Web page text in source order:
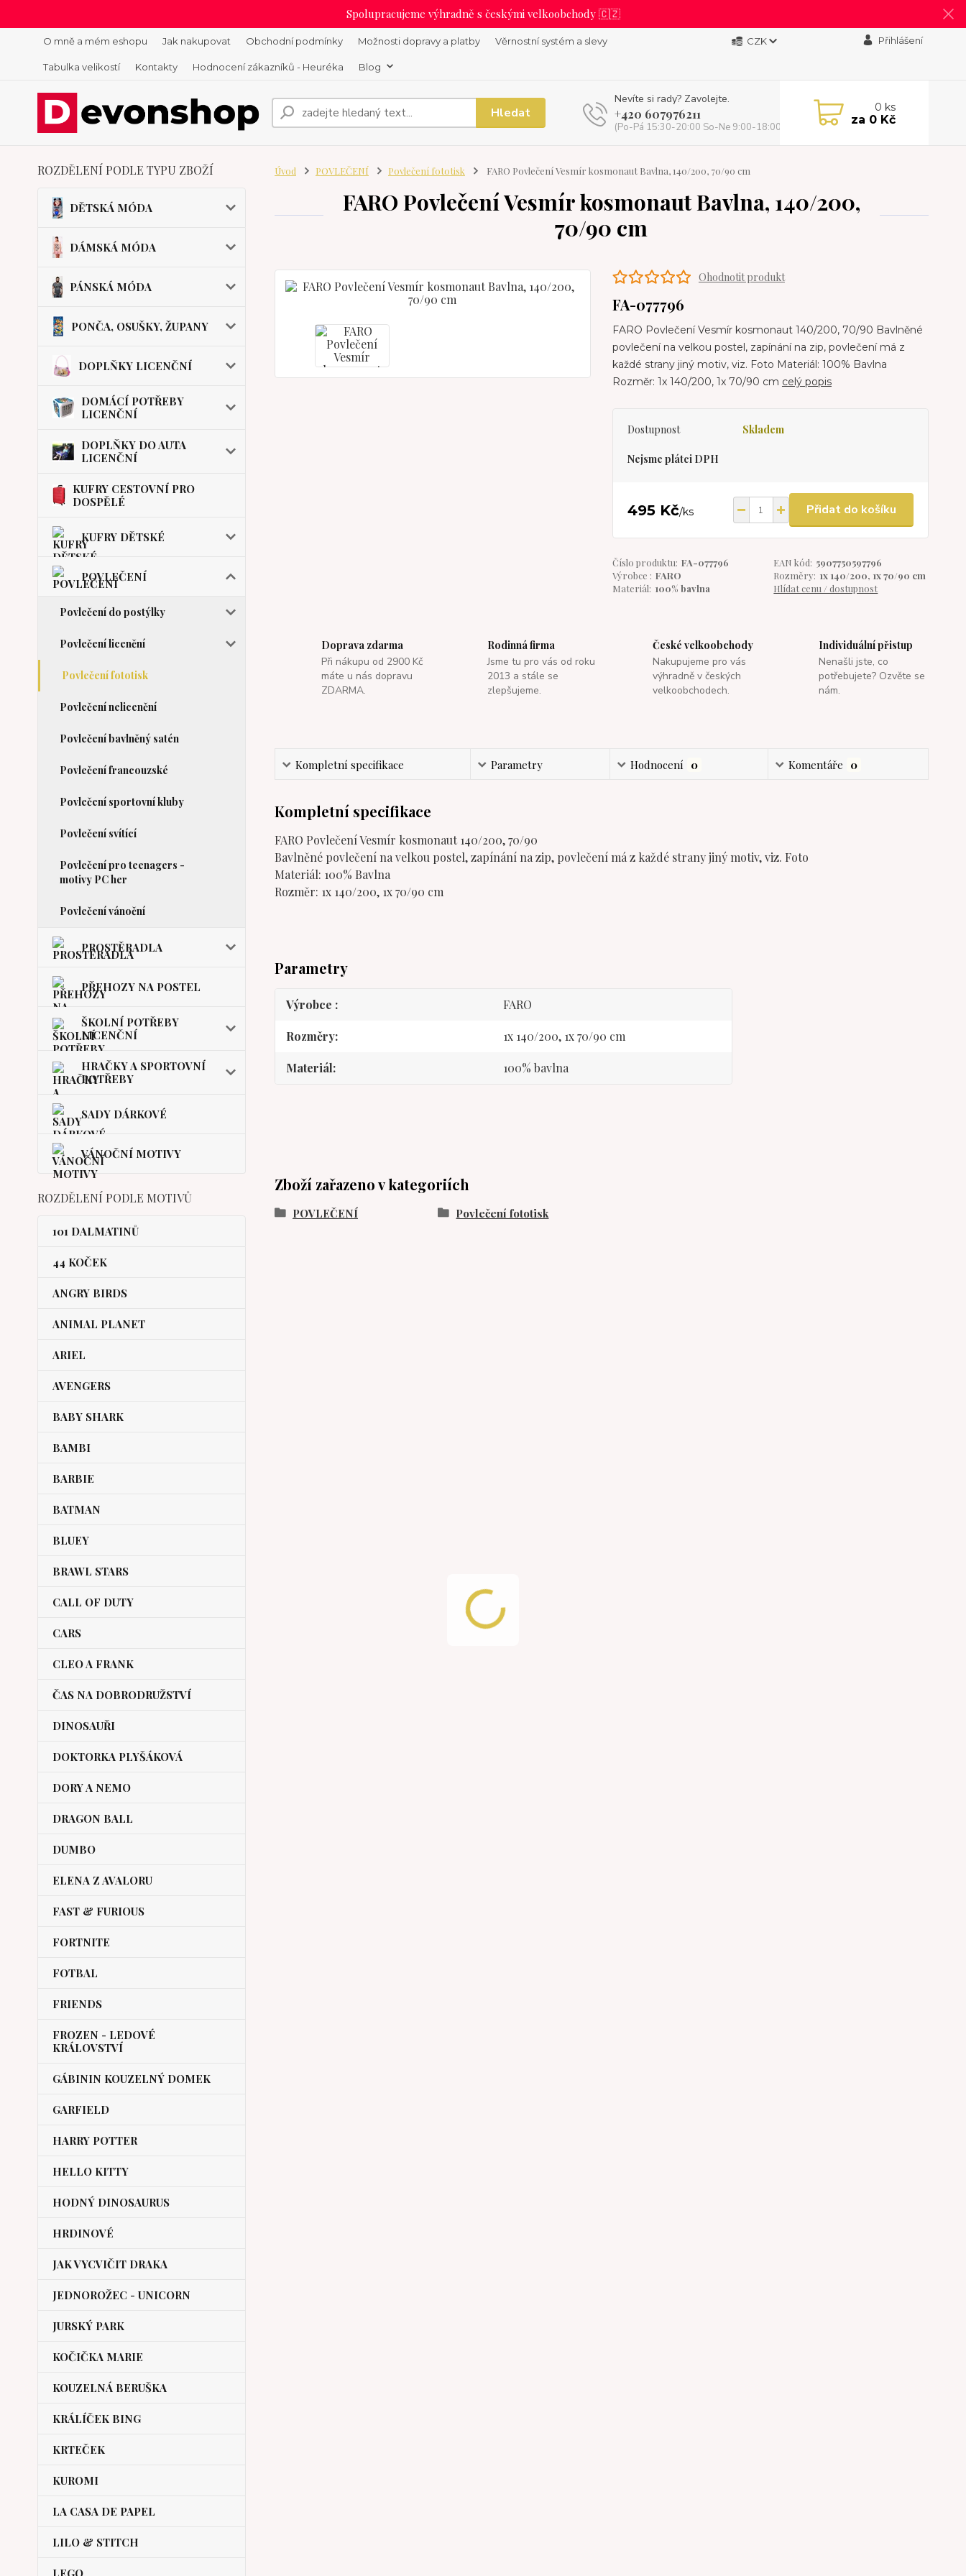
Spolupracujeme výhradně s českými velkoobchody 🇨🇿
O mně a mém eshopu Jak nakupovat Obchodní podmínky Možnosti dopravy a platby Věrnostní systém a slevy
Tabulka velikostí Kontakty Hodnocení zákazníků - Heuréka Blog
CZK Přihlášení
Hledat
Nevíte si rady? Zavolejte.
+420 607976211
(Po-Pá 15:30-20:00 So-Ne 9:00-18:00)
0 ks
za 0 Kč
ROZDĚLENÍ PODLE TYPU ZBOŽÍ
DĚTSKÁ MÓDA
DÁMSKÁ MÓDA
PÁNSKÁ MÓDA
PONČA, OSUŠKY, ŽUPANY
DOPLŇKY LICENČNÍ
DOMÁCÍ POTŘEBY
LICENČNÍ
DOPLŇKY DO AUTA
LICENČNÍ
KUFRY CESTOVNÍ PRO
DOSPĚLÉ
KUFRY DĚTSKÉ
POVLEČENÍ
Povlečení do postýlky
Povlečení licenční
Povlečení fototisk
Povlečení nelicenční
Povlečení bavlněný satén
Povlečení francouzské
Povlečení sportovní kluby
Povlečení svítící
Povlečení pro teenagers -
motivy PC her
Povlečení vánoční
PROSTĚRADLA
PŘEHOZY NA POSTEL
ŠKOLNÍ POTŘEBY
LICENČNÍ
HRAČKY A SPORTOVNÍ
POTŘEBY
SADY DÁRKOVÉ
VÁNOČNÍ MOTIVY
ROZDĚLENÍ PODLE MOTIVŮ
101 DALMATINŮ
44 KOČEK
ANGRY BIRDS
ANIMAL PLANET
ARIEL
AVENGERS
BABY SHARK
BAMBI
BARBIE
BATMAN
BLUEY
BRAWL STARS
CALL OF DUTY
CARS
CLEO A FRANK
ČAS NA DOBRODRUŽSTVÍ
DINOSAUŘI
DOKTORKA PLYŠÁKOVÁ
DORY A NEMO
DRAGON BALL
DUMBO
ELENA Z AVALORU
FAST & FURIOUS
FORTNITE
FOTBAL
FRIENDS
FROZEN - LEDOVÉ
KRÁLOVSTVÍ
GÁBININ KOUZELNÝ DOMEK
GARFIELD
HARRY POTTER
HELLO KITTY
HODNÝ DINOSAURUS
HRDINOVÉ
JAK VYCVIČIT DRAKA
JEDNOROŽEC - UNICORN
JURSKÝ PARK
KOČIČKA MARIE
KOUZELNÁ BERUŠKA
KRÁLÍČEK BING
KRTEČEK
KUROMI
LA CASA DE PAPEL
LILO & STITCH
LEGO
Úvod POVLEČENÍ Povlečení fototisk FARO Povlečení Vesmír kosmonaut Bavlna, 140/200, 70/90 cm
FARO Povlečení Vesmír kosmonaut Bavlna, 140/200,
70/90 cm
Ohodnotit produkt
FA-077796
FARO Povlečení Vesmír kosmonaut 140/200, 70/90 Bavlněné
povlečení na velkou postel, zapínání na zip, povlečení má z
každé strany jiný motiv, viz. Foto Materiál: 100% Bavlna
Rozměr: 1x 140/200, 1x 70/90 cm celý popis
Dostupnost Skladem
Nejsme plátci DPH
495 Kč/ks Přidat do košíku
Číslo produktu: FA-077796 EAN kód: 5907750597796
Výrobce : FARO Rozměry: 1x 140/200, 1x 70/90 cm
Materiál: 100% bavlna Hlídat cenu / dostupnost
Doprava zdarma
Při nákupu od 2900 Kč
máte u nás dopravu
ZDARMA.
Rodinná firma
Jsme tu pro vás od roku
2013 a stále se
zlepšujeme.
České velkoobchody
Nakupujeme pro vás
výhradně v českých
velkoobchodech.
Individuální přistup
Nenašli jste, co
potřebujete? Ozvěte se
nám.
Kompletní specifikace Parametry Hodnocení 0 Komentáře 0
Kompletní specifikace
FARO Povlečení Vesmír kosmonaut 140/200, 70/90
Bavlněné povlečení na velkou postel, zapínání na zip, povlečení má z každé strany jiný motiv, viz. Foto
Materiál: 100% Bavlna
Rozměr: 1x 140/200, 1x 70/90 cm
Parametry
Výrobce FARO
Rozměry 1x 140/200, 1x 70/90 cm
Materiál 100% bavlna
Zboží zařazeno v kategoriích
POVLEČENÍ Povlečení fototisk